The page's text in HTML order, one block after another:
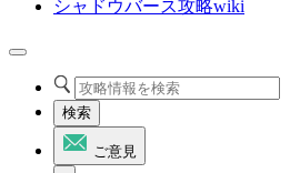
シャドウバース攻略wiki
検索
ご意見